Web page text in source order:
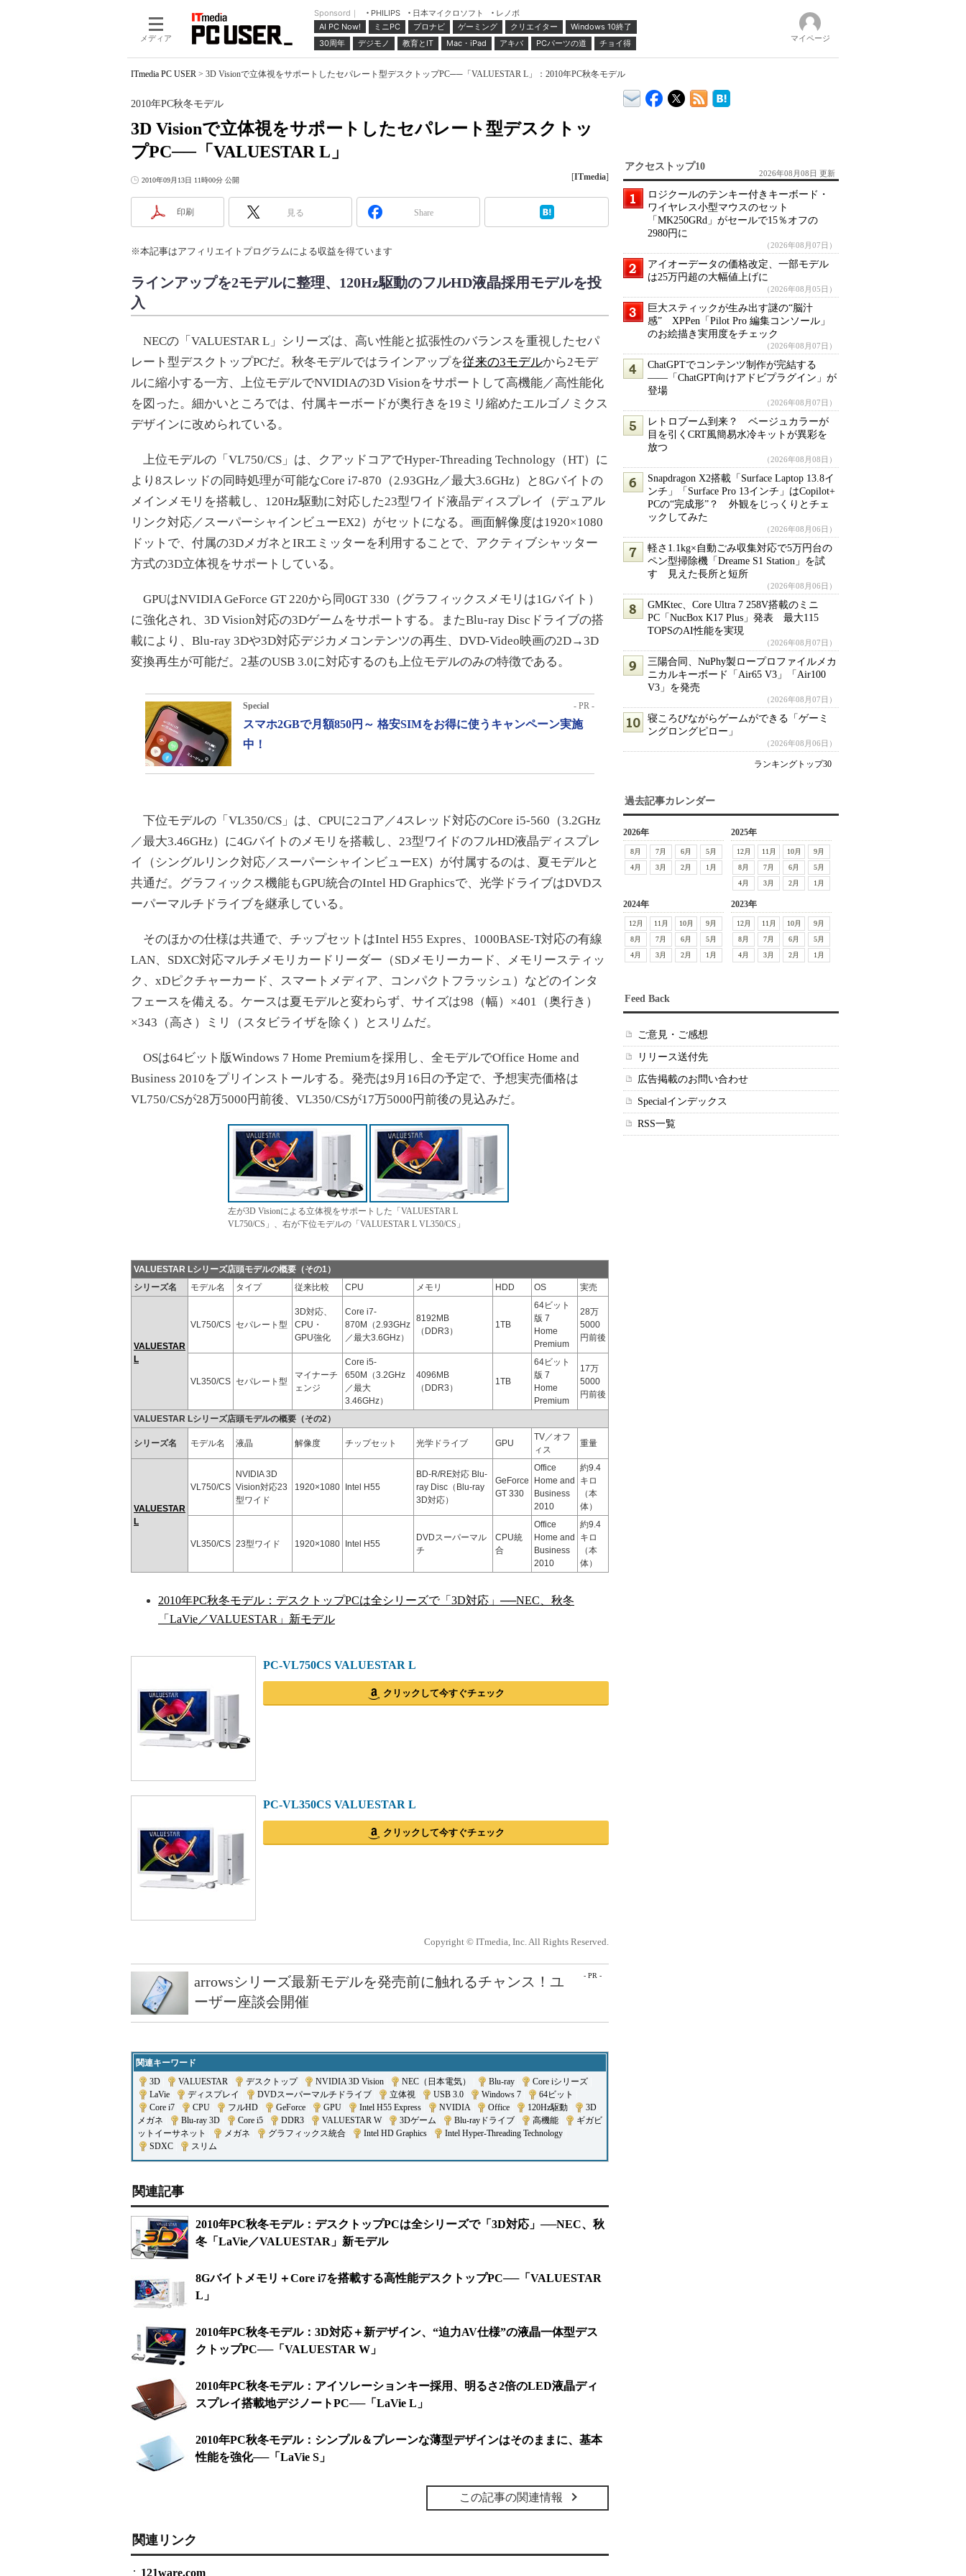
メディア
Sponsord｜ PHILIPS 日本マイクロソフト
レノボ
AI PC Now!
ミニPC プロナビ ゲーミング クリエイター
Windows 10終了
30周年
デジモノ 教育とIT Mac・iPad アキバ PCパーツの道 チョイ得 マイページ
ITmedia PC USER > 3D Visionで立体視をサポートしたセパレート型デスクトップPC──「VALUESTAR L」：2010年PC秋冬モデル
3D Visionで立体視をサポートしたセパレート型デスクトッ
プPC──「VALUESTAR L」
2010年PC秋冬モデル
2010年09月13日 11時00分 公開 [ITmedia]
印刷 見る Share
※本記事はアフィリエイトプログラムによる収益を得ています
ラインアップを2モデルに整理、120Hz駆動のフルHD液晶採用モデルを投
入
NECの「VALUESTAR L」シリーズは、高い性能と拡張性のバランスを重視したセパ
レート型デスクトップPCだ。秋冬モデルではラインアップを従来の3モデルから2モデ
ルに縮小する一方、上位モデルでNVIDIAの3D Visionをサポートして高機能／高性能化
を図った。細かいところでは、付属キーボードが奥行きを19ミリ縮めたエルゴノミクス
デザインに改められている。
上位モデルの「VL750/CS」は、クアッドコアでHyper-Threading Technology（HT）に
より8スレッドの同時処理が可能なCore i7-870（2.93GHz／最大3.6GHz）と8Gバイトの
メインメモリを搭載し、120Hz駆動に対応した23型ワイド液晶ディスプレイ（デュアル
リンク対応／スーパーシャインビューEX2）がセットになる。画面解像度は1920×1080
ドットで、付属の3DメガネとIRエミッターを利用することで、アクティブシャッター
方式の3D立体視をサポートしている。
GPUはNVIDIA GeForce GT 220から同0GT 330（グラフィックスメモリは1Gバイト）
に強化され、3D Vision対応の3Dゲームをサポートする。またBlu-ray Discドライブの搭
載により、Blu-ray 3Dや3D対応デジカメコンテンツの再生、DVD-Video映画の2D→3D
変換再生が可能だ。2基のUSB 3.0に対応するのも上位モデルのみの特徴である。
Special - PR -
スマホ2GBで月額850円～ 格安SIMをお得に使うキャンペーン実施
中！
下位モデルの「VL350/CS」は、CPUに2コア／4スレッド対応のCore i5-560（3.2GHz
／最大3.46GHz）に4Gバイトのメモリを搭載し、23型ワイドのフルHD液晶ディスプレ
イ（シングルリンク対応／スーパーシャインビューEX）が付属するのは、夏モデルと
共通だ。グラフィックス機能もGPU統合のIntel HD Graphicsで、光学ドライブはDVDス
ーパーマルチドライブを継承している。
そのほかの仕様は共通で、チップセットはIntel H55 Expres、1000BASE-T対応の有線
LAN、SDXC対応マルチメモリカードリーダー（SDメモリーカード、メモリースティッ
ク、xDピクチャーカード、スマートメディア、コンパクトフラッシュ）などのインタ
フェースを備える。ケースは夏モデルと変わらず、サイズは98（幅）×401（奥行き）
×343（高さ）ミリ（スタビライザを除く）とスリムだ。
OSは64ビット版Windows 7 Home Premiumを採用し、全モデルでOffice Home and
Business 2010をプリインストールする。発売は9月16日の予定で、予想実売価格は
VL750/CSが28万5000円前後、VL350/CSが17万5000円前後の見込みだ。
左が3D Visionによる立体視をサポートした「VALUESTAR L
VL750/CS」、右が下位モデルの「VALUESTAR L VL350/CS」
VALUESTAR Lシリーズ店頭モデルの概要（その1）
シリーズ名
モデル名 タイプ 従来比較 CPU メモリ HDD OS 実売
VALUESTAR
L
VL750/CS セパレート型
3D対応、
CPU・
GPU強化
Core i7-
870M（2.93GHz
／最大3.6GHz）
8192MB
（DDR3）
1TB
64ビット
版 7
Home
Premium
28万
5000
円前後
VL350/CS セパレート型
マイナーチ
ェンジ
Core i5-
650M（3.2GHz
／最大
3.46GHz）
4096MB
（DDR3）
1TB
64ビット
版 7
Home
Premium
17万
5000
円前後
VALUESTAR Lシリーズ店頭モデルの概要（その2）
シリーズ名 モデル名 液晶 解像度 チップセット 光学ドライブ GPU
TV／オフ
ィス
重量
VALUESTAR
L
VL750/CS
NVIDIA 3D
Vision対応23
型ワイド
1920×1080 Intel H55
BD-R/RE対応 Blu-
ray Disc（Blu-ray
3D対応）
GeForce
GT 330
Office
Home and
Business
2010
約9.4
キロ
（本
体）
VL350/CS 23型ワイド 1920×1080 Intel H55
DVDスーパーマル
チ
CPU統
合
Office
Home and
Business
2010
約9.4
キロ
（本
体）
2010年PC秋冬モデル：デスクトップPCは全シリーズで「3D対応」──NEC、秋冬
「LaVie／VALUESTAR」新モデル
PC-VL750CS VALUESTAR L
クリックして今すぐチェック
PC-VL350CS VALUESTAR L
クリックして今すぐチェック
Copyright © ITmedia, Inc. All Rights Reserved.
- PR -
arrowsシリーズ最新モデルを発売前に触れるチャンス！ユ
ーザー座談会開催
関連キーワード
3D
VALUESTAR デスクトップ| NVIDIA 3D Vision NEC（日本電気） Blu-ray Core iシリーズ
LaVie
ディスプレイ DVDスーパーマルチドライブ 立体視 USB 3.0 Windows 7 64ビット
Core i7
CPU フルHD GeForce GPU Intel H55 Express NVIDIA| Office 120Hz駆動
3D
メガネ
Blu-ray 3D Core i5 DDR3 VALUESTAR W| 3Dゲーム Blu-rayドライブ 高機能
ギガビ
ットイーサネット
メガネ グラフィックス統合 Intel HD Graphics Intel Hyper-Threading Technology
SDXC
スリム
関連記事
2010年PC秋冬モデル：デスクトップPCは全シリーズで「3D対応」──NEC、秋
冬「LaVie／VALUESTAR」新モデル
8Gバイトメモリ＋Core i7を搭載する高性能デスクトップPC──「VALUESTAR
L」
2010年PC秋冬モデル：3D対応＋新デザイン、“迫力AV仕様”の液晶一体型デス
クトップPC──「VALUESTAR W」
2010年PC秋冬モデル：アイソレーションキー採用、明るさ2倍のLED液晶ディ
スプレイ搭載地デジノートPC──「LaVie L」
2010年PC秋冬モデル：シンプル＆プレーンな薄型デザインはそのままに、基本
性能を強化──「LaVie S」
この記事の関連情報
関連リンク
121ware.com
アクセストップ10
2026年08月08日 更新
ロジクールのテンキー付きキーボード・
ワイヤレス小型マウスのセット
「MK250GRd」がセールで15％オフの
2980円に
（2026年08月07日）
アイオーデータの価格改定、一部モデル
は25万円超の大幅値上げに
（2026年08月05日）
巨大スティックが生み出す謎の“脳汁
感” XPPen「Pilot Pro 編集コンソール」
のお絵描き実用度をチェック
（2026年08月07日）
ChatGPTでコンテンツ制作が完結する
――「ChatGPT向けアドビプラグイン」が
登場
（2026年08月07日）
レトロブーム到来？ ベージュカラーが
目を引くCRT風簡易水冷キットが異彩を
放つ
（2026年08月08日）
Snapdragon X2搭載「Surface Laptop 13.8イ
ンチ」「Surface Pro 13インチ」はCopilot+
PCの“完成形”？ 外観をじっくりとチェ
ックしてみた
（2026年08月06日）
軽さ1.1kg×自動ごみ収集対応で5万円台の
ペン型掃除機「Dreame S1 Station」を試
す 見えた長所と短所
（2026年08月06日）
GMKtec、Core Ultra 7 258V搭載のミニ
PC「NucBox K17 Plus」発表 最大115
TOPSのAI性能を実現
（2026年08月07日）
三陽合同、NuPhy製ロープロファイルメカ
ニカルキーボード「Air65 V3」「Air100
V3」を発売
（2026年08月07日）
寝ころびながらゲームができる「ゲーミ
ングロングピロー」
（2026年08月06日）
ランキングトップ30
過去記事カレンダー
2026年
8月 7月 6月
5月
4月
3月 2月 1月
2025年
12月 11月 10月
9月
8月
7月 6月
5月
4月
3月 2月 1月
2024年
12月 11月 10月
9月
8月
7月 6月
5月
4月
3月 2月 1月
2023年
12月 11月 10月
9月
8月
7月 6月
5月
4月
3月 2月 1月
Feed Back
ご意見・ご感想
リリース送付先
広告掲載のお問い合わせ
Specialインデックス
RSS一覧